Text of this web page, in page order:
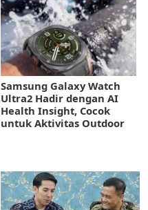
Samsung Galaxy Watch
Ultra2 Hadir dengan AI
Health Insight, Cocok
untuk Aktivitas Outdoor